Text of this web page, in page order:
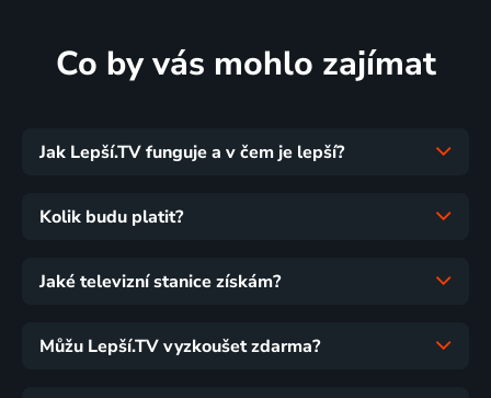
Co by vás mohlo zajímat
Jak Lepší.TV funguje a v čem je lepší?
Kolik budu platit?
Jaké televizní stanice získám?
Můžu Lepší.TV vyzkoušet zdarma?